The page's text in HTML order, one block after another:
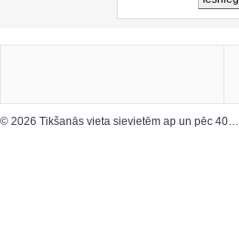
© 2026 Tikšanās vieta sievietēm ap un pēc 40…